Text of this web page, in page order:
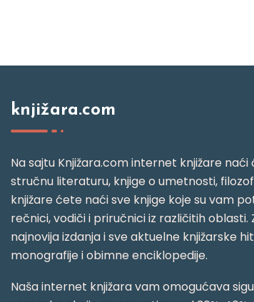
knjižara.com
Na sajtu Knjižara.com internet knjižare
stručnu literaturu, knjige o umetnosti,
knjižare ćete naći sve knjige koje su vam
rečnici, vodiči i priručnici iz različitih
najnovija izdanja i sve aktuelne knjižarske
monografije i obimne enciklopedije.
Naša internet knjižara vam omogućava